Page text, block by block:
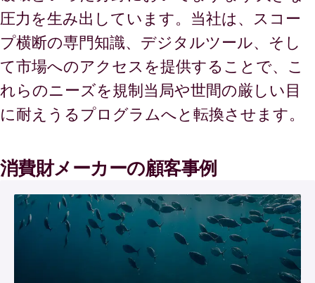
圧力を生み出しています。当社は、スコー
プ横断の専門知識、デジタルツール、そし
て市場へのアクセスを提供することで、こ
れらのニーズを規制当局や世間の厳しい目
に耐えうるプログラムへと転換させます。
消費財メーカーの顧客事例